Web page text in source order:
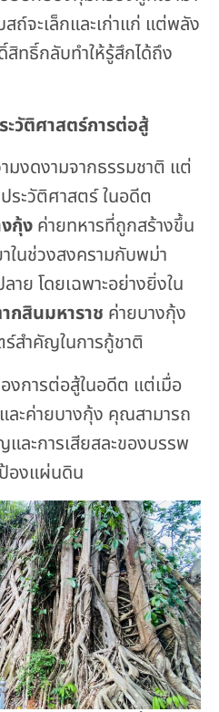
ถ์จะเล็กและเก่าแก่ แต่พลัง
ทธิ์กลับทำให้รู้สึกได้ถึง
วัติศาสตร์การต่อสู้
มงดงามจากธรรมชาติ แต่
ะวัติศาสตร์ ในอดีต
กุ้ง ค่ายทหารที่ถูกสร้างขึ้น
ในช่วงสงครามกับพม่า
ย โดยเฉพาะอย่างยิ่งใน
กสินมหาราช ค่ายบางกุ้ง
สำคัญในการกู้ชาติ
องการต่อสู้ในอดีต แต่เมื่อ
ะค่ายบางกุ้ง คุณสามารถ
ละการเสียสละของบรรพ
องแผ่นดิน